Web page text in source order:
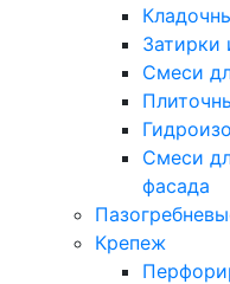
Затирки
Смеси
Смеси
фасада
Крепеж